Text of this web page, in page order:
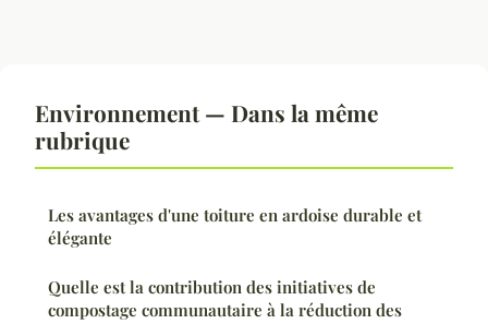
Environnement — Dans la même
rubrique
Les avantages d'une toiture en ardoise durable et
élégante
Quelle est la contribution des initiatives de
compostage communautaire à la réduction des